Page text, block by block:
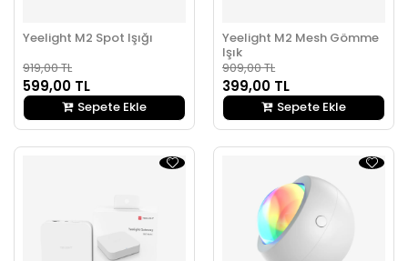
Yeelight M2 Spot Işığı
919,00 TL
599,00 TL
Sepete Ekle
Yeelight M2 Mesh Gömme
Işık
909,00 TL
399,00 TL
Sepete Ekle